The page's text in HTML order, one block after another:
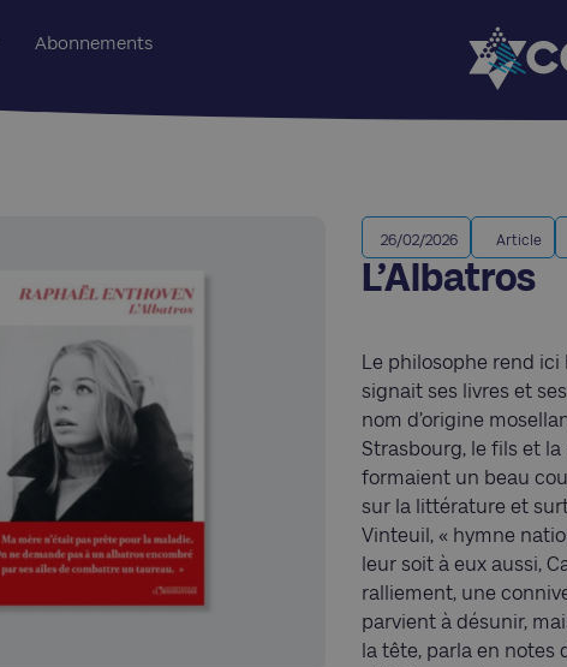
Abonnements
26/02/2026 Article
L’Albatros
Le philosophe rend
signait ses livres et
nom d’origine
Strasbourg, le fils et
formaient un beau
sur la littérature et
Vinteuil, « hymne
leur soit à eux aussi,
ralliement, une
parvient à désunir,
la tête, parla en notes